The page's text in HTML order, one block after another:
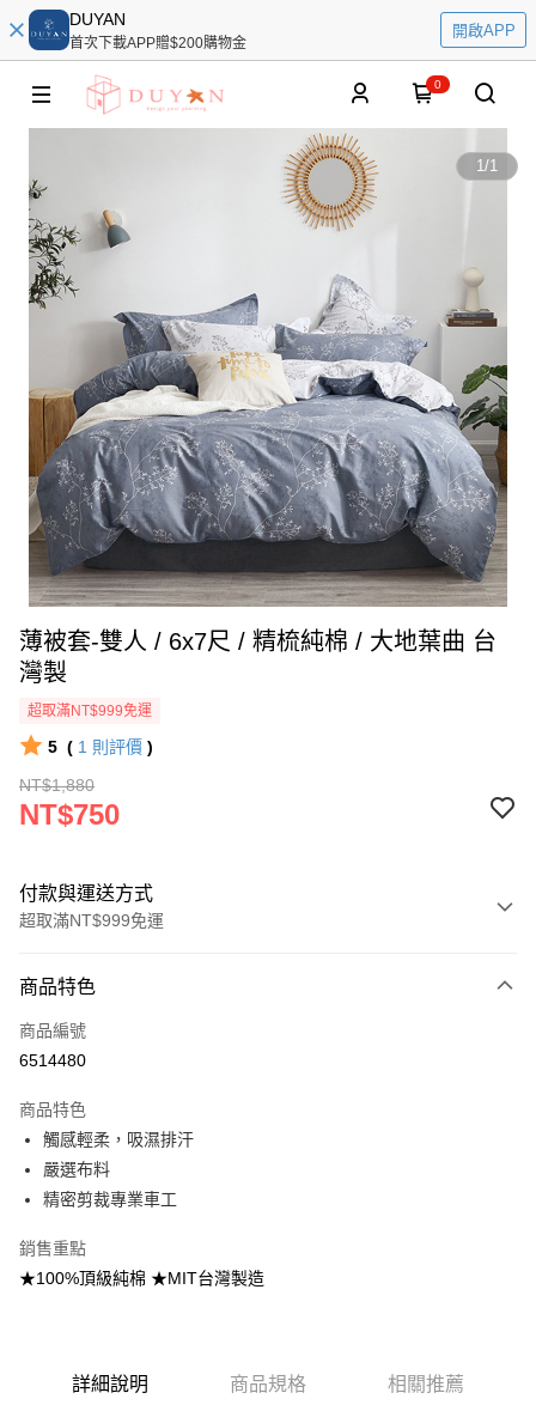
DUYAN
首次下載APP贈$200購物金
開啟APP
0
1/1
薄被套-雙人 / 6x7尺 / 精梳純棉 / 大地葉曲 台
灣製
超取滿NT$999免運
5 ( 1 則評價 )
NT$1,880
NT$750
付款與運送方式
超取滿NT$999免運
信用卡一次付款
信用卡分期付款
合作金庫商業銀行
華南商業銀行
上海商業儲蓄銀行
國泰世華商業銀行
匯豐（台灣）商業銀行
聯邦商業銀行
台灣樂天信用卡公司
超商取貨付款
LINE Pay
悠遊付
大哥付你分期
商品特色
商品編號
6514480
商品特色
觸感輕柔，吸濕排汗
嚴選布料
精密剪裁專業車工
銷售重點
★100%頂級純棉 ★MIT台灣製造
詳細說明 商品規格 相關推薦